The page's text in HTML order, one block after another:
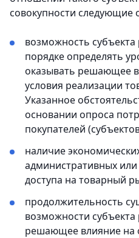
совокупности следующие
возможность
порядке определять
оказывать решающее
условия реализации
Указанное
основании опроса
покупателей
наличие
административных
доступа на товарный
продолжительность
возможности
решающее влияние на